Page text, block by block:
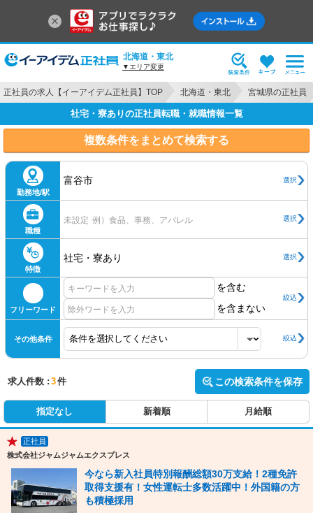
北海道・東北
▼エリア変更
正社員の求人【イーアイデム正社員】TOP 北海道・東北 宮城県の正社員
社宅・寮ありの正社員転職・就職情報一覧
複数条件をまとめて検索する
勤務地/駅
富谷市 選択
職種
未設定 例）食品、事務、アパレル 選択
特徴
社宅・寮あり 選択
フリーワード
を含む
を含まない
絞込
その他条件 絞込
求人件数 : 3件 この検索条件を保存
指定なし 新着順 月給順
★
正社員
株式会社ジャムジャムエクスプレス
今なら新入社員特別報酬総額30万支給！2種免許
取得支援有！女性運転士多数活躍中！外国籍の方
も積極採用